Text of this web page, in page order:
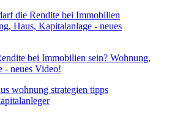
bei Immobilien sein? Wohnung,
- neues Video!